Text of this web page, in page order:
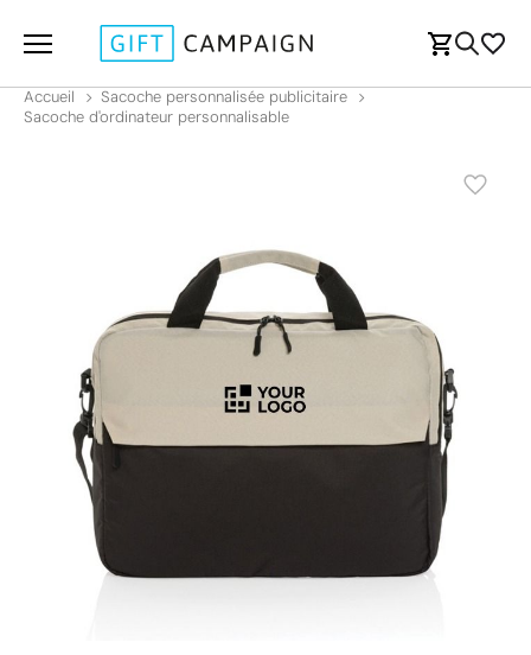
Accueil
Sacoche personnalisée publicitaire
Sacoche d'ordinateur personnalisable